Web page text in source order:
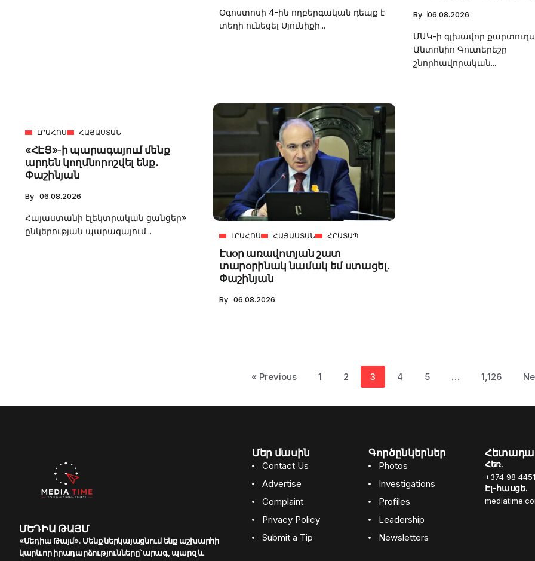
Օգոստոսի 4-ին ողբերգական դեպք է
տեղի ունեցել Սյունիքի...
By 06.08.2026
ՄԱԿ-ի գլխավոր
Անտոնիո Գուտերեշը
շնորհավորական...
ԼՐԱՀՈՍ ՀԱՅԱՍՏԱՆ
«ՀԷՑ»-ի պարագայում մենք
արդեն կողմնորոշվել ենք․
Փաշինյան
By 06.08.2026
Հայաստանի էլեկտրական ցանցեր»
ընկերության պարագայում...
ԼՐԱՀՈՍ ՀԱՅԱՍՏԱՆ ՀՐԱՏԱՊ
Էսօր առավոտյան շատ
տարօրինակ նամակ եմ ստացել.
Փաշինյան
By 06.08.2026
« Previous 1 2 3 4 5 … 1,126
ՄԵԴԻԱ ԹԱՅՄ
«Մեդիա Թայմ». Մենք ներկայացնում ենք աշխարհի
կարևոր իրադարձությունները՝ արագ, պարզ և
Մեր մասին
Contact Us
Advertise
Complaint
Privacy Policy
Submit a Tip
Գործընկերներ
Photos
Investigations
Profiles
Leadership
Newsletters
Հեռ.
+374 98
Էլ-հասցե.